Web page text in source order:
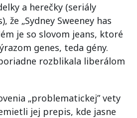
a herečky (seriály
že „Sydney Sweeney has
je so slovom jeans, ktoré
genes, teda gény.
rozblikala liberálom
„problematickej” vety
jej prepis, kde jasne